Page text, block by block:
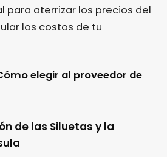
para aterrizar los precios del
los costos de tu
elegir al proveedor de
de las Siluetas y la